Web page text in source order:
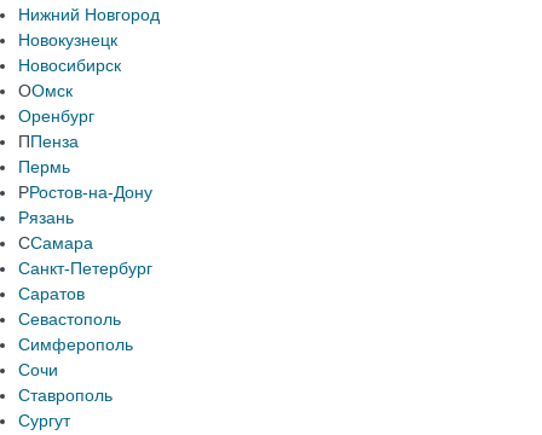
Нижний Новгород
Новокузнецк
Новосибирск
ООмск
Оренбург
ППенза
Пермь
РРостов-на-Дону
Рязань
ССамара
Санкт-Петербург
Саратов
Севастополь
Симферополь
Сочи
Ставрополь
Сургут